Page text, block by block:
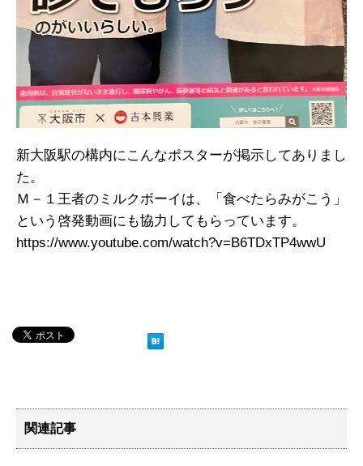
新大阪駅の構内にこんなポスターが掲示してありまし
た。
Ｍ－１王者のミルクボーイは、「食べたらみがこう」
という啓発動画にも協力してもらっています。
https://www.youtube.com/watch?v=B6TDxTP4wwU
関連記事